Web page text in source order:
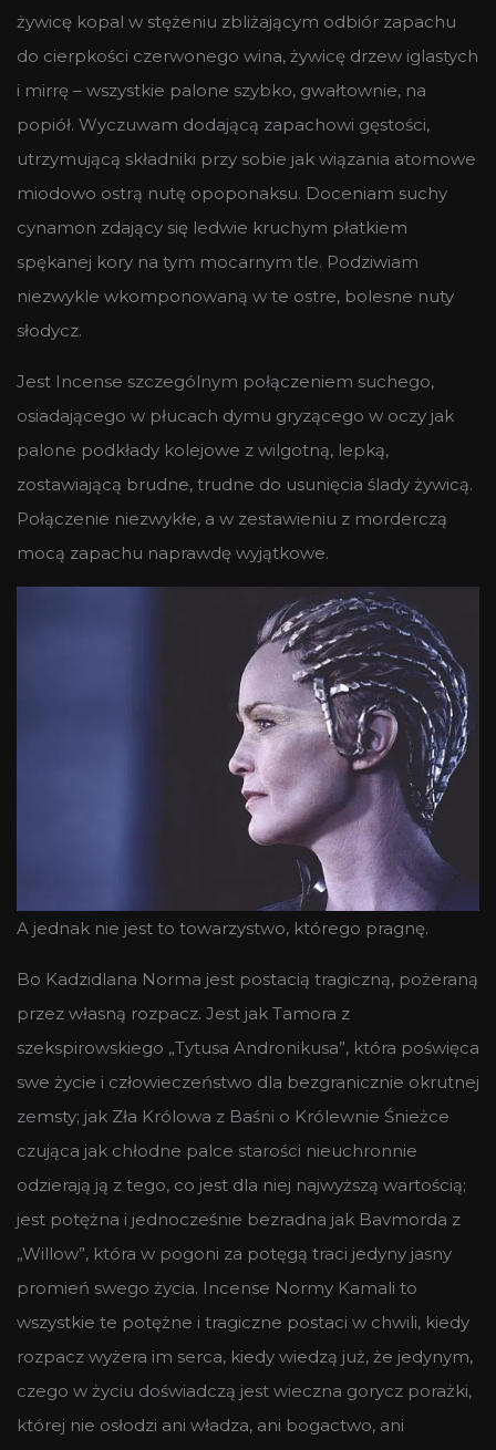
żywicę kopal w stężeniu zbliżającym odbiór zapachu
do cierpkości czerwonego wina, żywicę drzew iglastych
i mirrę – wszystkie palone szybko, gwałtownie, na
popiół. Wyczuwam dodającą zapachowi gęstości,
utrzymującą składniki przy sobie jak wiązania atomowe
miodowo ostrą nutę opoponaksu. Doceniam suchy
cynamon zdający się ledwie kruchym płatkiem
spękanej kory na tym mocarnym tle. Podziwiam
niezwykle wkomponowaną w te ostre, bolesne nuty
słodycz.
Jest Incense szczególnym połączeniem suchego,
osiadającego w płucach dymu gryzącego w oczy jak
palone podkłady kolejowe z wilgotną, lepką,
zostawiającą brudne, trudne do usunięcia ślady żywicą.
Połączenie niezwykłe, a w zestawieniu z morderczą
mocą zapachu naprawdę wyjątkowe.
A jednak nie jest to towarzystwo, którego pragnę.
Bo Kadzidlana Norma jest postacią tragiczną, pożeraną
przez własną rozpacz. Jest jak Tamora z
szekspirowskiego „Tytusa Andronikusa”, która poświęca
swe życie i człowieczeństwo dla bezgranicznie okrutnej
zemsty; jak Zła Królowa z Baśni o Królewnie Śnieżce
czująca jak chłodne palce starości nieuchronnie
odzierają ją z tego, co jest dla niej najwyższą wartością;
jest potężna i jednocześnie bezradna jak Bavmorda z
„Willow”, która w pogoni za potęgą traci jedyny jasny
promień swego życia. Incense Normy Kamali to
wszystkie te potężne i tragiczne postaci w chwili, kiedy
rozpacz wyżera im serca, kiedy wiedzą już, że jedynym,
czego w życiu doświadczą jest wieczna gorycz porażki,
której nie osłodzi ani władza, ani bogactwo, ani